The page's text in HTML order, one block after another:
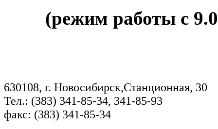
(режим работы с
630108, г. Новосибирск,Станционная, 30
Тел.: (383) 341-85-34, 341-85-93
факс: (383) 341-85-34